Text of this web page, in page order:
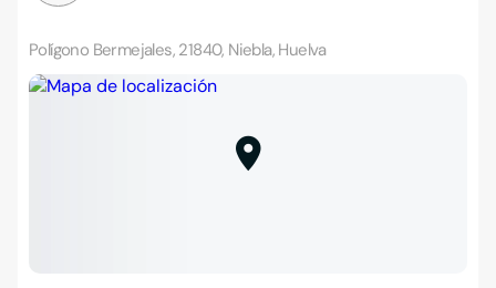
Polígono Bermejales, 21840, Niebla, Huelva